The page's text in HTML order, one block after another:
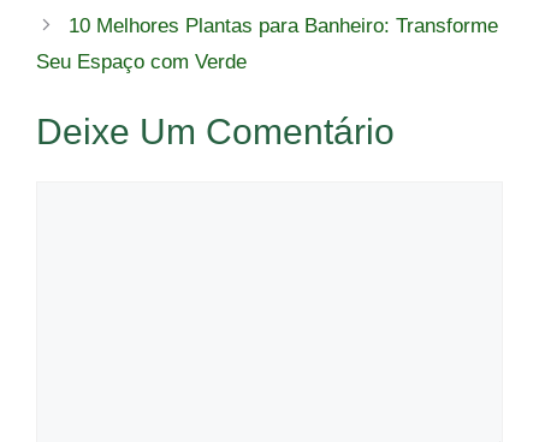
10 Melhores Plantas para Banheiro: Transforme
Seu Espaço com Verde
Deixe Um Comentário